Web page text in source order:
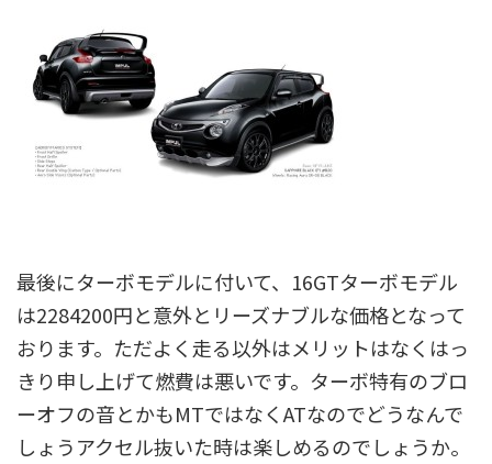
最後にターボモデルに付いて、16GTターボモデル
は2284200円と意外とリーズナブルな価格となって
おります。ただよく走る以外はメリットはなくはっ
きり申し上げて燃費は悪いです。ターボ特有のブロ
ーオフの音とかもMTではなくATなのでどうなんで
しょうアクセル抜いた時は楽しめるのでしょうか。